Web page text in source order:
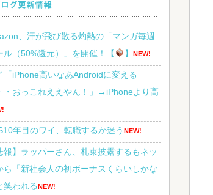
グ更新情報
、汗が飛び散る灼熱の「マンガ毎週
ル（50%還元）」を開催！【
】 NEW!
「iPhone高いなあAndroidに変える
・おっこれええやん！」→iPhoneより高
年目のワイ、転職するか迷う NEW!
報】ラッパーさん、札束披露するもネッ
ら「新社会人の初ボーナスくらいしかな
笑われるNEW!